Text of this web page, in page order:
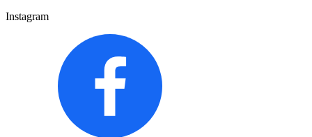
Instagram